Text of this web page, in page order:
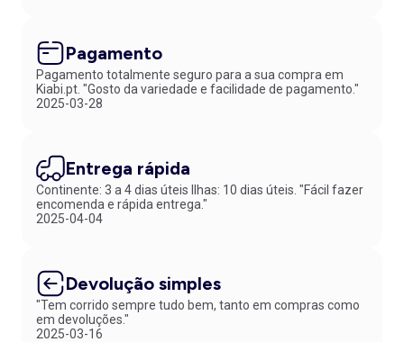
Pagamento
Pagamento totalmente seguro para a sua compra em
Kiabi.pt. "Gosto da variedade e facilidade de pagamento."
2025-03-28
Entrega rápida
Continente: 3 a 4 dias úteis Ilhas: 10 dias úteis. "Fácil fazer
encomenda e rápida entrega."
2025-04-04
Devolução simples
"Tem corrido sempre tudo bem, tanto em compras como
em devoluções."
2025-03-16